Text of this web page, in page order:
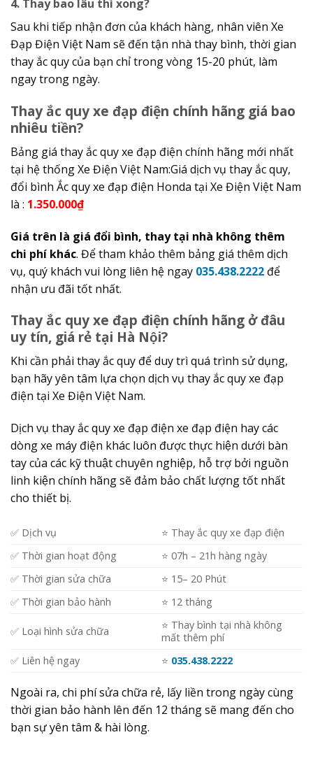
4. Thay bao lâu thì xong?
Sau khi tiếp nhận đơn của khách hàng, nhân viên Xe
Đạp Điện Việt Nam sẽ đến tận nhà thay bình, thời gian
thay ắc quy của bạn chỉ trong vòng 15-20 phút, làm
ngay trong ngày.
Thay ắc quy xe đạp điện chính hãng giá bao
nhiêu tiền?
Bảng giá thay ắc quy xe đạp điện chính hãng mới nhất
tại hệ thống Xe Điện Việt Nam:Giá dịch vụ thay ắc quy,
đổi bình Ắc quy xe đạp điện Honda tại Xe Điện Việt Nam
là : 1.350.000₫
Giá trên là giá đổi bình, thay tại nhà không thêm
chi phí khác. Để tham khảo thêm bảng giá thêm dịch
vụ, quý khách vui lòng liên hệ ngay 035.438.2222 để
nhận ưu đãi tốt nhất.
Thay ắc quy xe đạp điện chính hãng ở đâu
uy tín, giá rẻ tại Hà Nội?
Khi cần phải thay ắc quy để duy trì quá trình sử dụng,
bạn hãy yên tâm lựa chọn dịch vụ thay ắc quy xe đạp
điện tại Xe Điện Việt Nam.
Dịch vụ thay ắc quy xe đạp điện xe đạp điện hay các
dòng xe máy điện khác luôn được thực hiện dưới bàn
tay của các kỹ thuật chuyên nghiệp, hỗ trợ bởi nguồn
linh kiện chính hãng sẽ đảm bảo chất lượng tốt nhất
cho thiết bị.
✅ Dịch vụ
⭐️ Thay ắc quy xe đạp điện
✅ Thời gian hoạt động
⭐️ 07h – 21h hàng ngày
✅ Thời gian sửa chữa
⭐️ 15– 20 Phút
✅ Thời gian bảo hành
⭐️ 12 tháng
✅ Loại hình sửa chữa
⭐️ Thay bình tại nhà không
mất thêm phí
✅ Liên hệ ngay
⭐️ 035.438.2222
Ngoài ra, chi phí sửa chữa rẻ, lấy liền trong ngày cùng
thời gian bảo hành lên đến 12 tháng sẽ mang đến cho
bạn sự yên tâm & hài lòng.